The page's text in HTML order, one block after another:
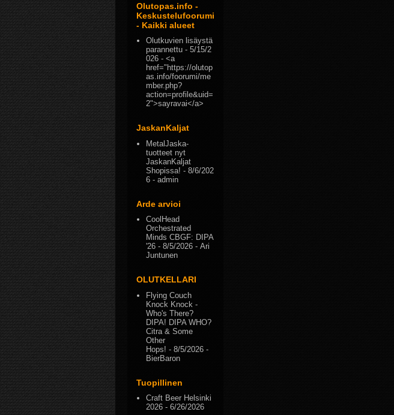
Olutopas.info -
Keskustelufoorumi
- Kaikki alueet
Olutkuvien lisäystä
parannettu - 5/15/2
026 - <a
href="https://olutop
as.info/foorumi/me
mber.php?
action=profile&uid=
2">sayravai</a>
JaskanKaljat
MetalJaska-
tuotteet nyt
JaskanKaljat
Shopissa! - 8/6/202
6 - admin
Arde arvioi
CoolHead
Orchestrated
Minds CBGF: DIPA
'26 - 8/5/2026 - Ari
Juntunen
OLUTKELLARI
Flying Couch
Knock Knock -
Who's There?
DIPA! DIPA WHO?
Citra & Some
Other
Hops! - 8/5/2026 -
BierBaron
Tuopillinen
Craft Beer Helsinki
2026 - 6/26/2026